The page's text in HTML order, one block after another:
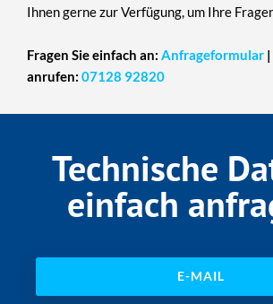
Ihnen gerne zur Verfügung, um Ihre
Fragen Sie einfach an: Anfrageformular |
anrufen: 07128 92820
Technische
einfach
E-MAIL